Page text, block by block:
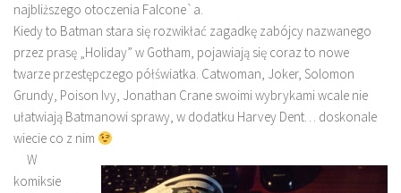
najbliższego otoczenia Falcone`a.
Kiedy to Batman stara się rozwikłać zagadkę zabójcy nazwanego
przez prasę „Holiday” w Gotham, pojawiają się coraz to nowe
twarze przestępczego półświatka. Catwoman, Joker, Solomon
Grundy, Poison Ivy, Jonathan Crane swoimi wybrykami wcale nie
ułatwiają Batmanowi sprawy, w dodatku Harvey Dent… doskonale
wiecie co z nim
W
komiksie